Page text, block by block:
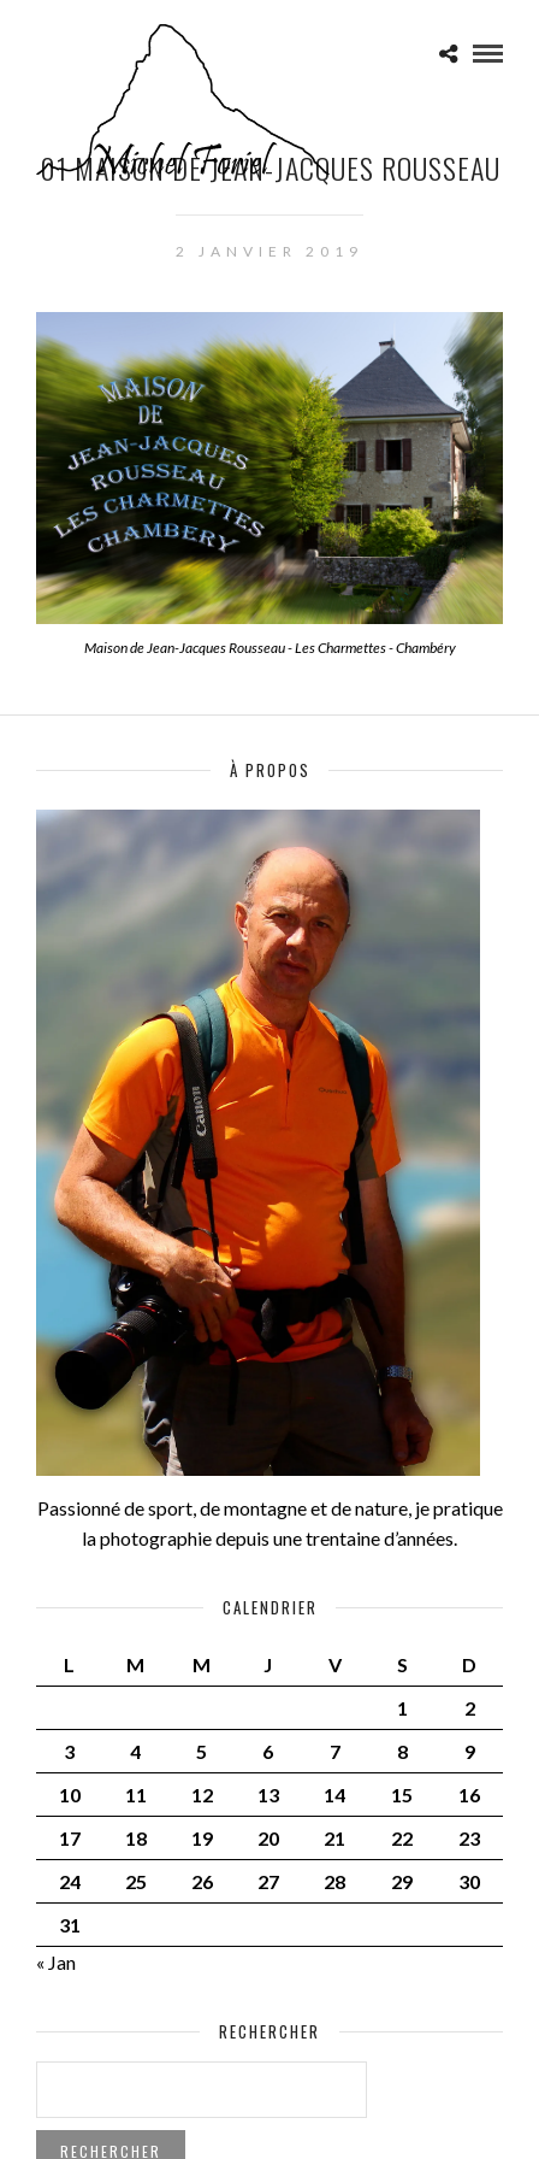
01 MAISON DE JEAN-JACQUES ROUSSEAU
2 JANVIER 2019
Maison de Jean-Jacques Rousseau - Les Charmettes - Chambéry
À PROPOS
Passionné de sport, de montagne et de nature, je pratique
la photographie depuis une trentaine d’années.
CALENDRIER
L M M J V S
D
1
2
3
4 5 6 7 8
9
10
11 12 13 14 15
16
17
18 19 20 21 22
23
24
25 26 27 28 29
30
31
« Jan
RECHERCHER